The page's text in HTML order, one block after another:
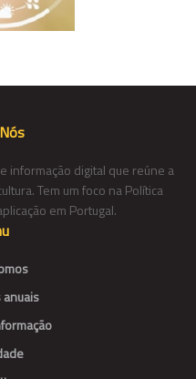
informação digital que reúne a
Tem um foco na Política
em Portugal.